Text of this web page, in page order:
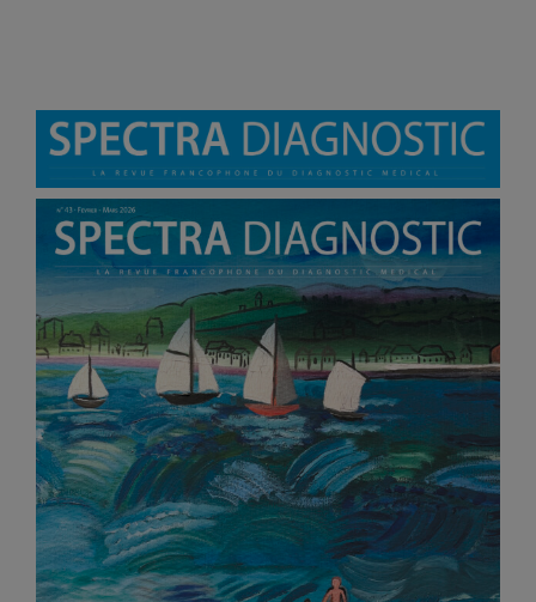
Vidéos
Manifestations
Abonnements
Annonceurs
Contact